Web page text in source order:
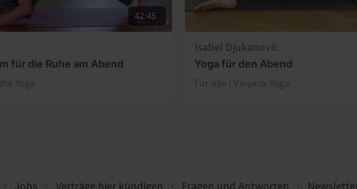
42:45
für die Ruhe am Abend
Yoga
Isabel Djukanovic
Yoga für den Abend
Für alle | Vinyasa Yoga
∙ Jobs ∙ Verträge hier kündigen ∙ Fragen und Antworten ∙